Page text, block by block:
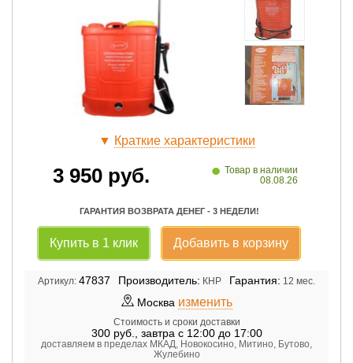
▼ Краткие характеристики
3 950 руб. • Товар в наличии
08.08.26
ГАРАНТИЯ ВОЗВРАТА ДЕНЕГ - 3 НЕДЕЛИ!
Купить в 1 клик Добавить в корзину
Артикул: 47837 Производитель: КНР Гарантия: 12 мес.
Москва изменить
Стоимость и сроки доставки
300руб. завтра с 12:00 до 17:00
доставляем в пределах МКАД, Новокосино, Митино, Бутово,
Жулебино